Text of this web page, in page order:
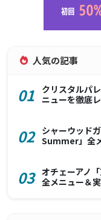
人気の記事
01
クリスタルパ
ニューを徹底レ
02
シャーウッド
Summer」全
03 オチェーアノ
全メニュー＆